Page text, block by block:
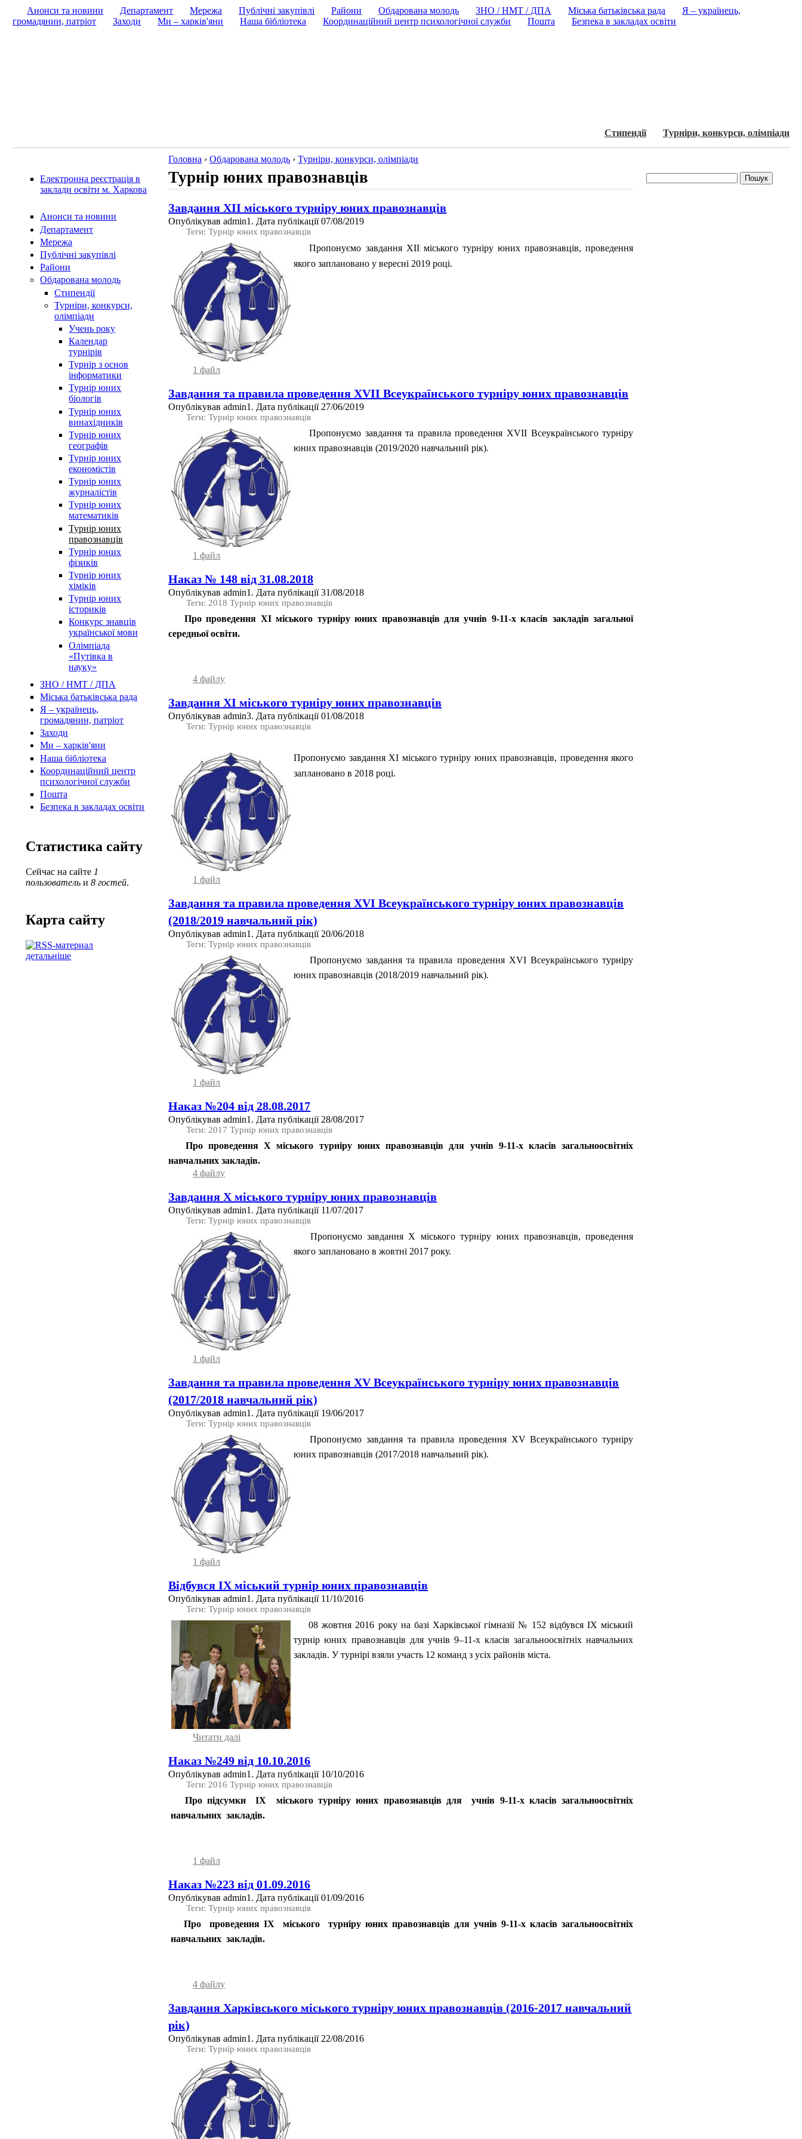
Анонси та новини Департамент Мережа Публічні закупівлі Райони Обдарована молодь ЗНО / НМТ / ДПА Міська батьківська рада
Я – українець,
громадянин, патріот
Заходи Ми – харків'яни Наша бібліотека Координаційний центр психологічної служби Пошта Безпека в закладах освіти
Стипендії Турнiри, конкурси, олiмпiади
Електронна реєстрація в
заклади освіти м. Харкова
Анонси та новини
Департамент
Мережа
Публічні закупівлі
Райони
Обдарована молодь
Стипендії
Турнiри, конкурси,
олiмпiади
Учень року
Календар
турнірів
Турнір з основ
інформатики
Турнір юних
біологів
Турнір юних
винахідників
Турнір юних
географів
Турнір юних
економістів
Турнір юних
журналістів
Турнір юних
математиків
Турнір юних
правознавців
Турнір юних
фізиків
Турнір юних
хіміків
Турнір юних
істориків
Конкурс знавців
української мови
Олімпіада
«Путівка в
науку»
ЗНО / НМТ / ДПА
Міська батьківська рада
Я – українець,
громадянин, патріот
Заходи
Ми – харків'яни
Наша бібліотека
Координаційний центр
психологічної служби
Пошта
Безпека в закладах освіти
Статистика сайту
Сейчас на сайте 1
пользователь и8 гостей.
Карта сайту
детальніше
Головна ›Обдарована молодь ›Турнiри, конкурси, олiмпiади
Турнір юних правознавців
Завдання ХІІ міського турніру юних правознавців
Опублікував admin1. Дата публікації 07/08/2019
Теги: Турнір юних правознавців
Пропонуємо завдання ХІI міського турніру юних правознавців, проведення
якого заплановано у вересні 2019 році.
1 файл
Завдання та правила проведення XVІІ Всеукраїнського турніру юних правознавців
Опублікував admin1. Дата публікації 27/06/2019
Теги: Турнір юних правознавців
Пропонуємо завдання та правила проведення XVІI Всеукраїнського турніру
юних правознавців (2019/2020 навчальний рік).
1 файл
Наказ № 148 від 31.08.2018
Опублікував admin1. Дата публікації 31/08/2018
Теги: 2018 Турнір юних правознавців
Про проведення ХІ міського турніру юних правознавців для учнів 9-11-х класів закладів загальної
середньої освіти.
4 файлу
Завдання ХІ міського турніру юних правознавців
Опублікував admin3. Дата публікації 01/08/2018
Теги: Турнір юних правознавців
Пропонуємо завдання ХІ міського турніру юних правознавців, проведення якого
заплановано в 2018 році.
1 файл
Завдання та правила проведення XVІ Всеукраїнського турніру юних правознавців
(2018/2019 навчальний рік)
Опублікував admin1. Дата публікації 20/06/2018
Теги: Турнір юних правознавців
Пропонуємо завдання та правила проведення XVI Всеукраїнського турніру
юних правознавців (2018/2019 навчальний рік).
1 файл
Наказ №204 від 28.08.2017
Опублікував admin1. Дата публікації 28/08/2017
Теги: 2017 Турнір юних правознавців
Про проведення Х міського турніру юних правознавців для учнів 9-11-х класів загальноосвітніх
навчальних закладів.
4 файлу
Завдання Х міського турніру юних правознавців
Опублікував admin1. Дата публікації 11/07/2017
Теги: Турнір юних правознавців
Пропонуємо завдання Х міського турніру юних правознавців, проведення
якого заплановано в жовтні 2017 року.
1 файл
Завдання та правила проведення XV Всеукраїнського турніру юних правознавців
(2017/2018 навчальний рік)
Опублікував admin1. Дата публікації 19/06/2017
Теги: Турнір юних правознавців
Пропонуємо завдання та правила проведення XV Всеукраїнського турніру
юних правознавців (2017/2018 навчальний рік).
1 файл
Відбувся ІХ міський турнір юних правознавців
Опублікував admin1. Дата публікації 11/10/2016
Теги: Турнір юних правознавців
08 жовтня 2016 року на базі Харківської гімназії № 152 відбувся ІХ міський
турнір юних правознавців для учнів 9–11-х класів загальноосвітніх навчальних
закладів. У турнірі взяли участь 12 команд з усіх районів міста.
Читати далi
Наказ №249 від 10.10.2016
Опублікував admin1. Дата публікації 10/10/2016
Теги: 2016 Турнір юних правознавців
Про підсумки ІХ міського турніру юних правознавців для учнів 9-11-х класів загальноосвітніх
навчальних закладів.
1 файл
Наказ №223 від 01.09.2016
Опублікував admin1. Дата публікації 01/09/2016
Теги: Турнір юних правознавців
Про проведення ІХ міського турніру юних правознавців для учнів 9-11-х класів загальноосвітніх
навчальних закладів.
4 файлу
Завдання Харківського міського турніру юних правознавців (2016-2017 навчальний
рік)
Опублікував admin1. Дата публікації 22/08/2016
Теги: Турнір юних правознавців